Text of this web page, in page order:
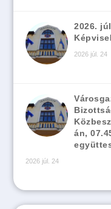
2026.
2026 júl. 24
án,
2026 júl. 24